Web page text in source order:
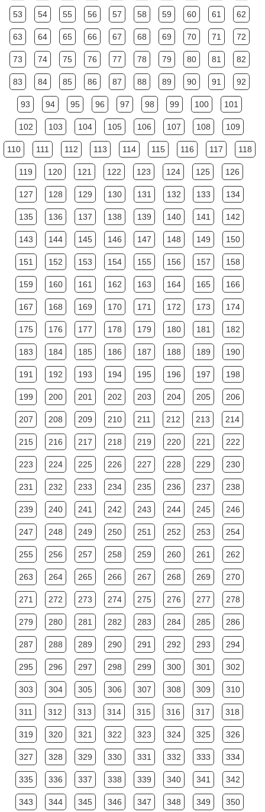
53 54 55 56 57 58 59 60 61 62
63 64 65 66 67 68 69 70 71 72
73 74 75 76 77 78 79 80 81 82
83 84 85 86 87 88 89 90 91 92
93 94 95 96 97 98 99 100 101
102 103 104 105 106 107 108 109
110 111 112 113 114 115 116 117 118
119 120 121 122 123 124 125 126
127 128 129 130 131 132 133 134
135 136 137 138 139 140 141 142
143 144 145 146 147 148 149 150
151 152 153 154 155 156 157 158
159 160 161 162 163 164 165 166
167 168 169 170 171 172 173 174
175 176 177 178 179 180 181 182
183 184 185 186 187 188 189 190
191 192 193 194 195 196 197 198
199 200 201 202 203 204 205 206
207 208 209 210 211 212 213 214
215 216 217 218 219 220 221 222
223 224 225 226 227 228 229 230
231 232 233 234 235 236 237 238
239 240 241 242 243 244 245 246
247 248 249 250 251 252 253 254
255 256 257 258 259 260 261 262
263 264 265 266 267 268 269 270
271 272 273 274 275 276 277 278
279 280 281 282 283 284 285 286
287 288 289 290 291 292 293 294
295 296 297 298 299 300 301 302
303 304 305 306 307 308 309 310
311 312 313 314 315 316 317 318
319 320 321 322 323 324 325 326
327 328 329 330 331 332 333 334
335 336 337 338 339 340 341 342
343 344 345 346 347 348 349 350